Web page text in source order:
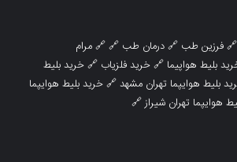
🔗فرزین طب 🔗درمان طب 🔗 🔗مرام
بلیط هواپیما 🔗خرید فلزیاب 🔗خرید بلیط
بلیط هوایپما تهران مشهد🔗خرید بلیط هوایپما
هوایپما تهران شیراز🔗